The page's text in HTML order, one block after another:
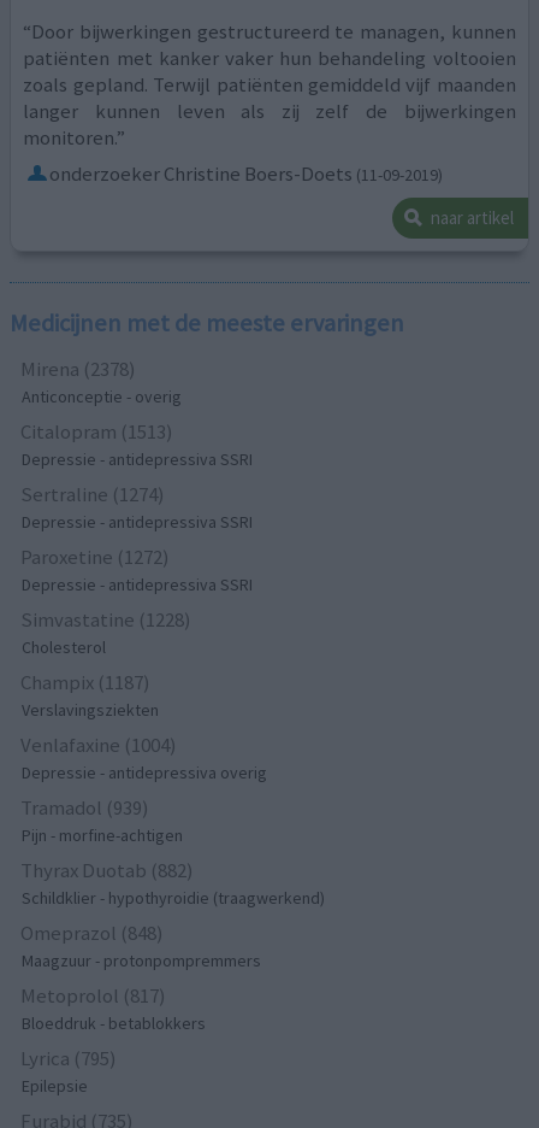
“Door bijwerkingen gestructureerd te managen, kunnen
patiënten met kanker vaker hun behandeling voltooien
zoals gepland. Terwijl patiënten gemiddeld vijf maanden
langer kunnen leven als zij zelf de bijwerkingen
monitoren.”
onderzoeker Christine Boers-Doets (11-09-2019)
naar artikel
Medicijnen met de meeste ervaringen
Mirena (2378)
Anticonceptie - overig
Citalopram (1513)
Depressie - antidepressiva SSRI
Sertraline (1274)
Depressie - antidepressiva SSRI
Paroxetine (1272)
Depressie - antidepressiva SSRI
Simvastatine (1228)
Cholesterol
Champix (1187)
Verslavingsziekten
Venlafaxine (1004)
Depressie - antidepressiva overig
Tramadol (939)
Pijn - morfine-achtigen
Thyrax Duotab (882)
Schildklier - hypothyroidie (traagwerkend)
Omeprazol (848)
Maagzuur - protonpompremmers
Metoprolol (817)
Bloeddruk - betablokkers
Lyrica (795)
Epilepsie
Furabid (735)